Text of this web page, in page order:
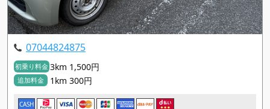
07044824875
初乗り料金 3km 1,500円
追加料金 1km 300円
CASH